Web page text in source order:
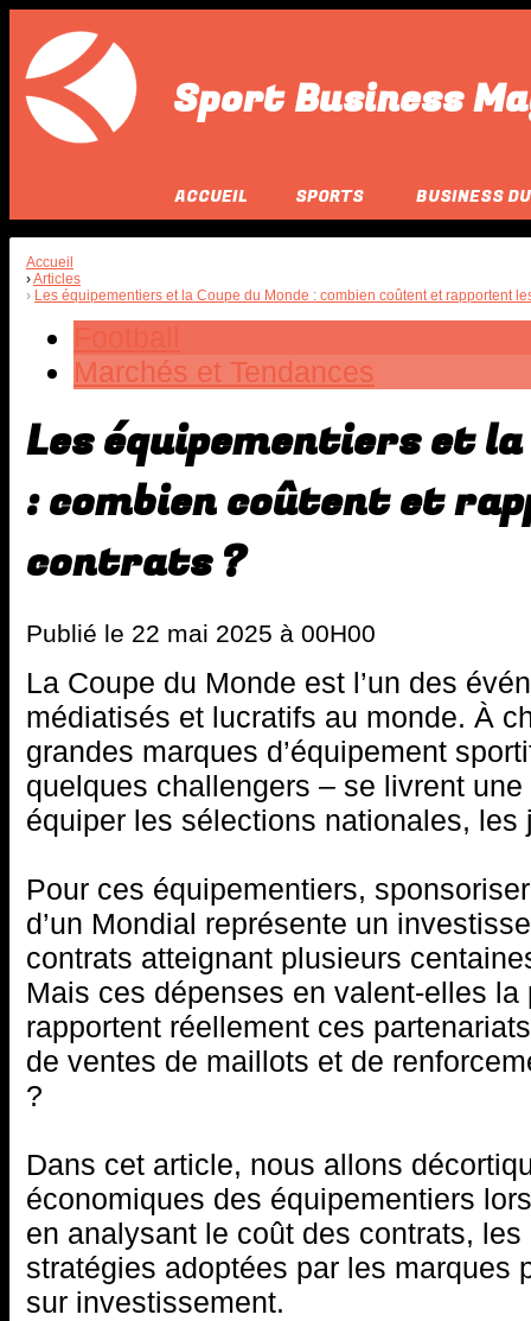
Sport Business
ACCUEIL SPORTS BUSINESS
Accueil
Articles
Les équipementiers et la Coupe du Monde : combien coûtent et rapportent
Marchés et Tendances
Les équipementiers et la
: combien coûtent et
contrats ?
Publié le 22 mai 2025 à 00H00
La Coupe du Monde est l’un des
médiatisés et lucratifs au monde. À
grandes marques d’équipement
quelques challengers – se livrent
équiper les sélections nationales,
Pour ces équipementiers,
d’un Mondial représente un
contrats atteignant plusieurs
Mais ces dépenses en valent-elles la
rapportent réellement ces
de ventes de maillots et de
?
Dans cet article, nous allons
économiques des équipementiers
en analysant le coût des contrats,
stratégies adoptées par les marques
sur investissement.